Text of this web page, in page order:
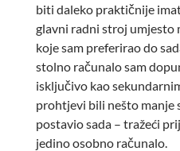
biti daleko praktičnije
glavni radni stroj umjesto
koje sam preferirao do
stolno računalo sam
isključivo kao
prohtjevi bili nešto manje
postavio sada – tražeći
jedino osobno računalo.